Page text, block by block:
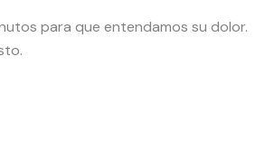
para que entendamos su dolor.